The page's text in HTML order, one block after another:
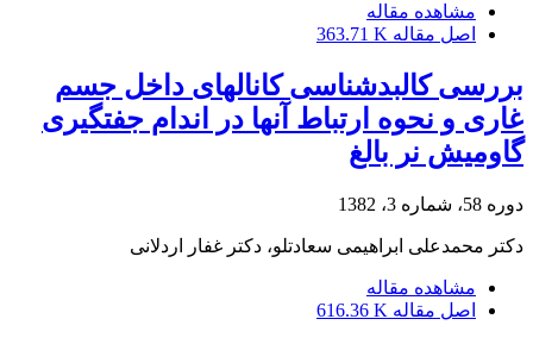
مشاهده مقاله
اصل مقاله 363.71 K
بررسی کالبدشناسی کانالهای داخل جسم
غاری و نحوه ارتباط آنها در اندام جفتگیری
گاومیش نر بالغ
دوره 58، شماره 3، 1382
دکتر محمدعلی ابراهیمی سعادتلو، دکتر غفار اردلانی
مشاهده مقاله
اصل مقاله 616.36 K